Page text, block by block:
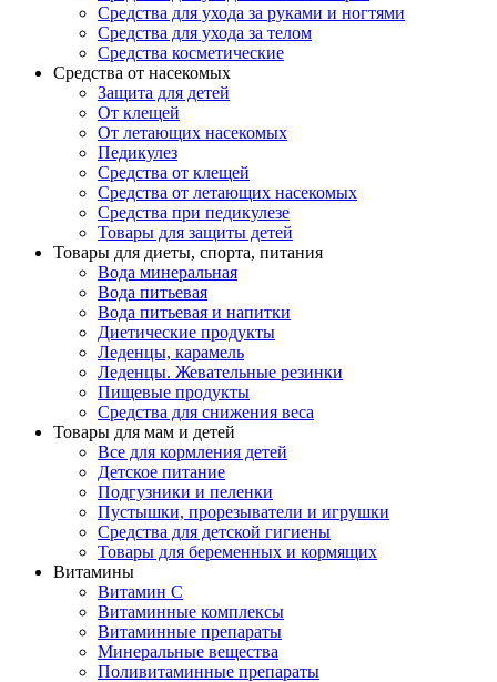
Средства для ухода за руками и ногтями
Средства для ухода за телом
Средства косметические
Средства от насекомых
Защита для детей
От клещей
От летающих насекомых
Педикулез
Средства от клещей
Средства от летающих насекомых
Средства при педикулезе
Товары для защиты детей
Товары для диеты, спорта, питания
Вода минеральная
Вода питьевая
Вода питьевая и напитки
Диетические продукты
Леденцы, карамель
Леденцы. Жевательные резинки
Пищевые продукты
Средства для снижения веса
Товары для мам и детей
Все для кормления детей
Детское питание
Подгузники и пеленки
Пустышки, прорезыватели и игрушки
Средства для детской гигиены
Товары для беременных и кормящих
Витамины
Витамин С
Витаминные комплексы
Витаминные препараты
Минеральные вещества
Поливитаминные препараты